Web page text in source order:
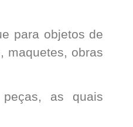
para objetos de
maquetes, obras
as quais